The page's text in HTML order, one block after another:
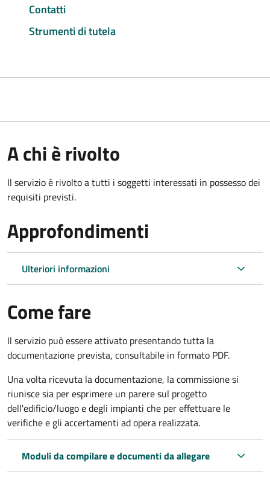
Contatti
Strumenti di tutela
A chi è rivolto
Il servizio è rivolto a tutti i soggetti interessati in possesso dei
requisiti previsti.
Approfondimenti
Ulteriori informazioni
Come fare
Il servizio può essere attivato presentando tutta la
documentazione prevista, consultabile in formato PDF.
Una volta ricevuta la documentazione, la commissione si
riunisce sia per esprimere un parere sul progetto
dell'edificio/luogo e degli impianti che per effettuare le
verifiche e gli accertamenti ad opera realizzata.
Moduli da compilare e documenti da allegare